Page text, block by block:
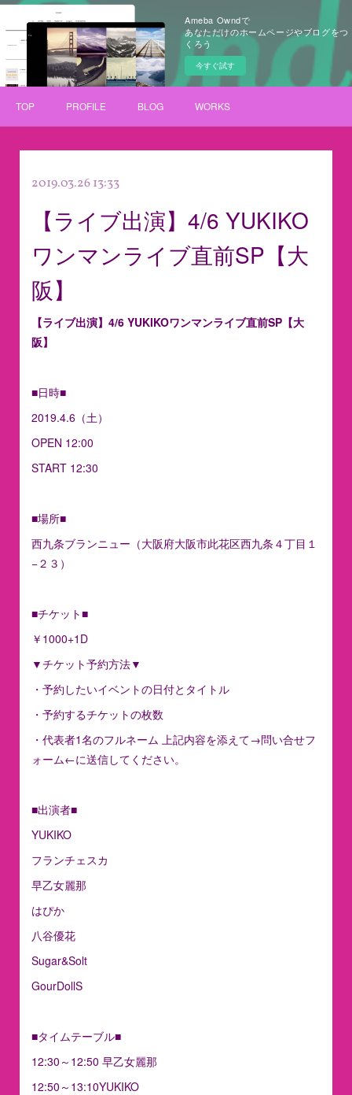
Ameba Owndで
あなただけのホームページやブログをつ
くろう
今すぐ試す
TOP PROFILE BLOG WORKS
2019.03.26 13:33
【ライブ出演】4/6 YUKIKO
ワンマンライブ直前SP【大
阪】
【ライブ出演】4/6 YUKIKOワンマンライブ直前SP【大
阪】
■日時■
2019.4.6（土）
OPEN 12:00
START 12:30
■場所■
西九条ブランニュー（大阪府大阪市此花区西九条４丁目１
−２３）
■チケット■
￥1000+1D
▼チケット予約方法▼
・予約したいイベントの日付とタイトル
・予約するチケットの枚数
・代表者1名のフルネーム 上記内容を添えて→問い合せフ
ォーム←に送信してください。
■出演者■
YUKIKO
フランチェスカ
早乙女麗那
はぴか
八谷優花
Sugar&Solt
GourDollS
■タイムテーブル■
12:30～12:50 早乙女麗那
12:50～13:10YUKIKO